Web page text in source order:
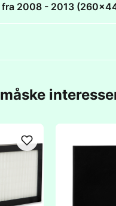
2008 - 2013